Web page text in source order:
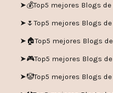
➤💰Top5 mejores Blogs de
➤🌷Top5 mejores Blogs de
➤🏠Top5 mejores Blogs de
➤🎮Top5 mejores Blogs de
➤🤡Top5 mejores Blogs de